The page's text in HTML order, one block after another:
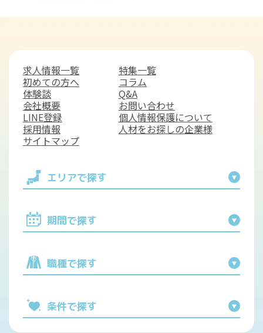
エリアで探す
期間で探す
職種で探す
条件で探す
求人情報一覧
特集一覧
初めての方へ
コラム
体験談
Q&A
会社概要
お問い合わせ
LINE登録
個人情報保護について
採用情報
人材をお探しの企業様
サイトマップ